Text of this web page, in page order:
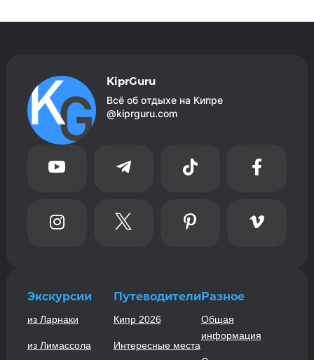
KiprGuru
Всё об отдыхе на Кипре
@kiprguru.com
   
   
Экскурсии
из Ларнаки
из Лимассола
Путеводители
Кипр 2026
Интересные места
Разное
Общая
информация